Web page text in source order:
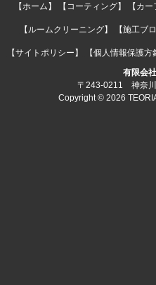
【ホーム】 【コーティング】 【カ
【ルームクリーニング】 【施工ブロ
【サイトポリシー】 【個人情報保護方
有限会
〒243-0211 神奈川
Copyright © 2026